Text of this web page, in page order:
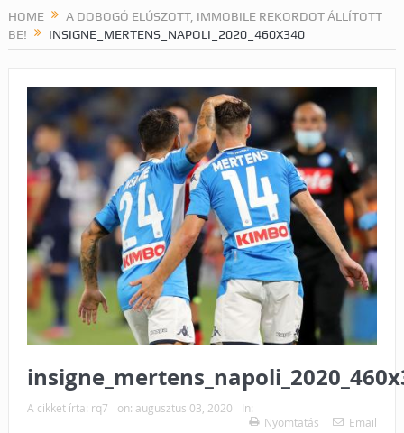
HOME
A DOBOGÓ ELÚSZOTT, IMMOBILE REKORDOT ÁLLÍTOTT
BE!
INSIGNE_MERTENS_NAPOLI_2020_460X340
A cikket írta: rq7 on: augusztus 03, 2020
In:
Nyomtatás
Email